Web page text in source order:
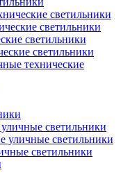
светильники
светильники
светильники
светильники
технические
светильники
уличные светильники
светильники